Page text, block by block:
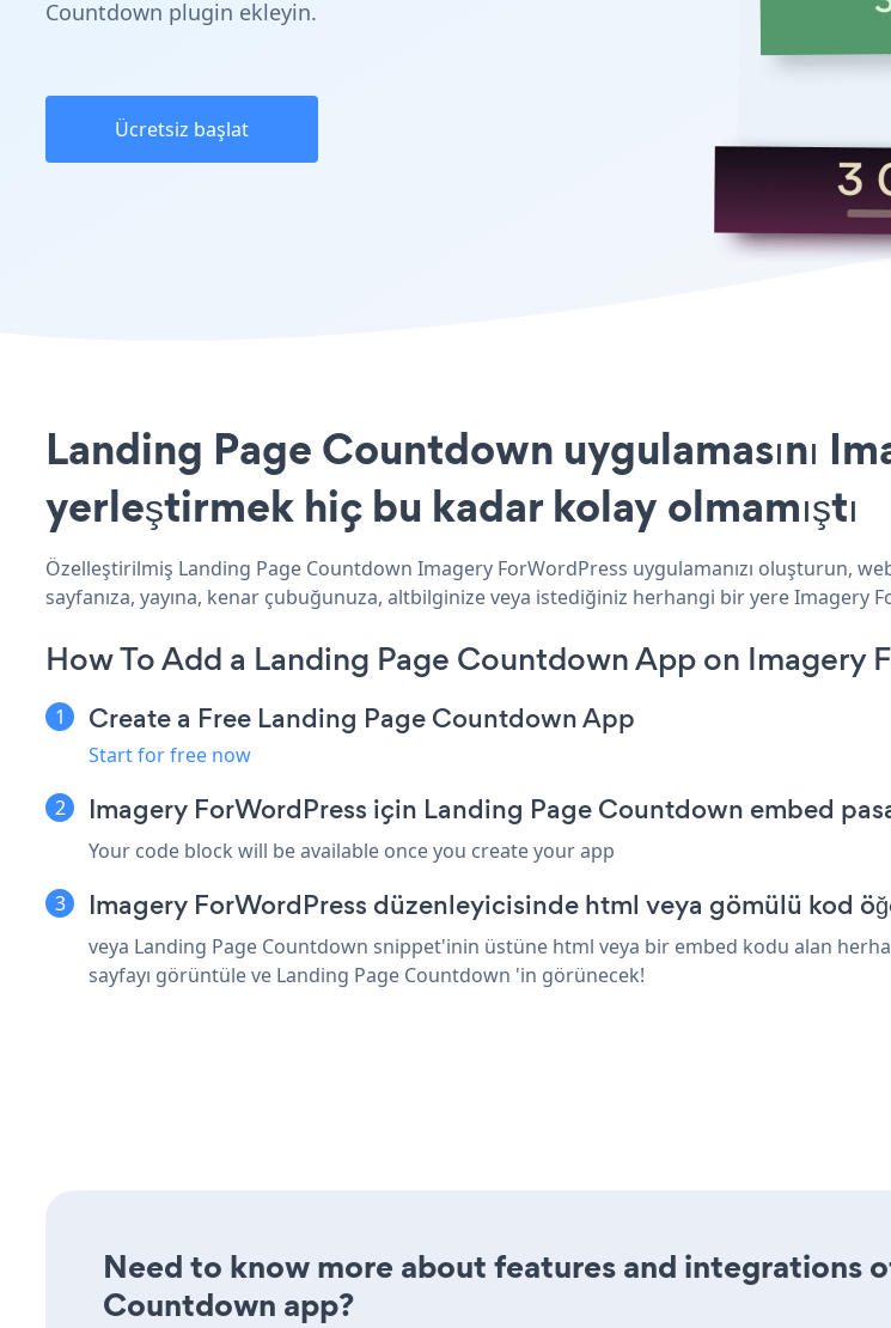
Countdown plugin ekleyin.
Ücretsiz başlat
Landing Page Countdown uygulamasını
yerleştirmek hiç bu kadar kolay olmamıştı
Özelleştirilmiş Landing Page Countdown Imagery ForWordPress uygulamanızı oluşturun,
sayfanıza, yayına, kenar çubuğunuza, altbilginize veya istediğiniz herhangi bir yere Imagery
How To Add a Landing Page Countdown App on Imagery
Create a Free Landing Page Countdown App
Start for free now
Imagery ForWordPress için Landing Page Countdown embed
Your code block will be available once you create your app
Imagery ForWordPress düzenleyicisinde html veya gömülü kod
veya Landing Page Countdown snippet'inin üstüne html veya bir embed kodu alan
sayfayı görüntüle ve Landing Page Countdown 'in görünecek!
Need to know more about features and integrations
Countdown app?